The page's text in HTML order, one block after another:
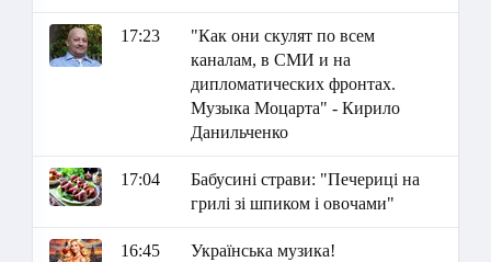
17:23
"Как они скулят по всем
каналам, в СМИ и на
дипломатических фронтах.
Музыка Моцарта" - Кирило
Данильченко
17:04
Бабусині страви: "Печериці на
грилі зі шпиком і овочами"
16:45 Українська музика!